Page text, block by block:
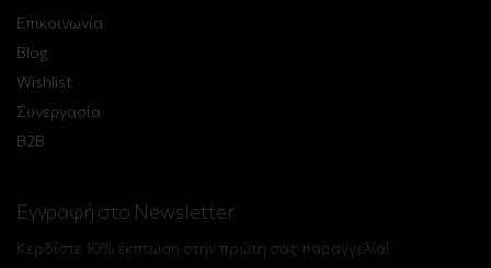
Επικοινωνία
Blog
Wishlist
Συνεργασία
B2B
Εγγραφή στο Newsletter
Κερδίστε 10% έκπτωση στην πρώτη σας παραγγελία!